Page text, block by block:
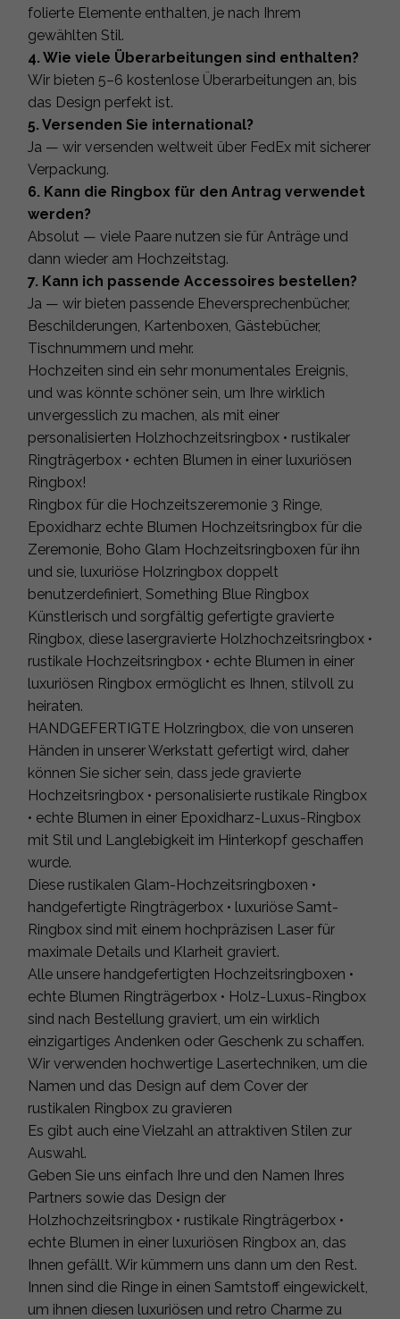
folierte Elemente enthalten, je nach Ihrem
gewählten Stil.
4. Wie viele Überarbeitungen sind enthalten?
Wir bieten 5–6 kostenlose Überarbeitungen an, bis
das Design perfekt ist.
5. Versenden Sie international?
Ja — wir versenden weltweit über FedEx mit sicherer
Verpackung.
6. Kann die Ringbox für den Antrag verwendet
werden?
Absolut — viele Paare nutzen sie für Anträge und
dann wieder am Hochzeitstag.
7. Kann ich passende Accessoires bestellen?
Ja — wir bieten passende Eheversprechenbücher,
Beschilderungen, Kartenboxen, Gästebücher,
Tischnummern und mehr.
Hochzeiten sind ein sehr monumentales Ereignis,
und was könnte schöner sein, um Ihre wirklich
unvergesslich zu machen, als mit einer
personalisierten Holzhochzeitsringbox • rustikaler
Ringträgerbox • echten Blumen in einer luxuriösen
Ringbox!
Ringbox für die Hochzeitszeremonie 3 Ringe,
Epoxidharz echte Blumen Hochzeitsringbox für die
Zeremonie, Boho Glam Hochzeitsringboxen für ihn
und sie, luxuriöse Holzringbox doppelt
benutzerdefiniert, Something Blue Ringbox
Künstlerisch und sorgfältig gefertigte gravierte
Ringbox, diese lasergravierte Holzhochzeitsringbox •
rustikale Hochzeitsringbox • echte Blumen in einer
luxuriösen Ringbox ermöglicht es Ihnen, stilvoll zu
heiraten.
HANDGEFERTIGTE Holzringbox, die von unseren
Händen in unserer Werkstatt gefertigt wird, daher
können Sie sicher sein, dass jede gravierte
Hochzeitsringbox • personalisierte rustikale Ringbox
• echte Blumen in einer Epoxidharz-Luxus-Ringbox
mit Stil und Langlebigkeit im Hinterkopf geschaffen
wurde.
Diese rustikalen Glam-Hochzeitsringboxen •
handgefertigte Ringträgerbox • luxuriöse Samt-
Ringbox sind mit einem hochpräzisen Laser für
maximale Details und Klarheit graviert.
Alle unsere handgefertigten Hochzeitsringboxen •
echte Blumen Ringträgerbox • Holz-Luxus-Ringbox
sind nach Bestellung graviert, um ein wirklich
einzigartiges Andenken oder Geschenk zu schaffen.
Wir verwenden hochwertige Lasertechniken, um die
Namen und das Design auf dem Cover der
rustikalen Ringbox zu gravieren
Es gibt auch eine Vielzahl an attraktiven Stilen zur
Auswahl.
Geben Sie uns einfach Ihre und den Namen Ihres
Partners sowie das Design der
Holzhochzeitsringbox • rustikale Ringträgerbox •
echte Blumen in einer luxuriösen Ringbox an, das
Ihnen gefällt. Wir kümmern uns dann um den Rest.
Innen sind die Ringe in einen Samtstoff eingewickelt,
um ihnen diesen luxuriösen und retro Charme zu